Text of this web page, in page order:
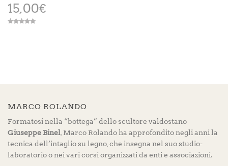
15,00€
MARCO ROLANDO
Formatosi nella “bottega” dello scultore valdostano
Giuseppe Binel , Marco Rolando ha approfondito negli anni la
tecnica dell’intaglio su legno, che insegna nel suo studio-
laboratorio o nei vari corsi organizzati da enti e associazioni.